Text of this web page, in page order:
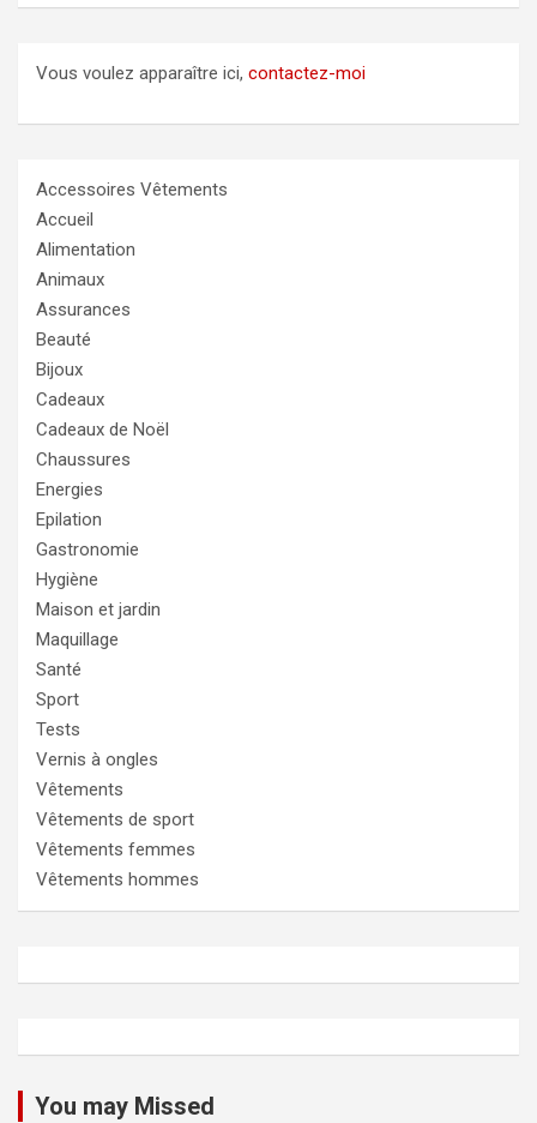
Vous voulez apparaître ici, contactez-moi
Accessoires Vêtements
Accueil
Alimentation
Animaux
Assurances
Beauté
Bijoux
Cadeaux
Cadeaux de Noël
Chaussures
Energies
Epilation
Gastronomie
Hygiène
Maison et jardin
Maquillage
Santé
Sport
Tests
Vernis à ongles
Vêtements
Vêtements de sport
Vêtements femmes
Vêtements hommes
You may Missed